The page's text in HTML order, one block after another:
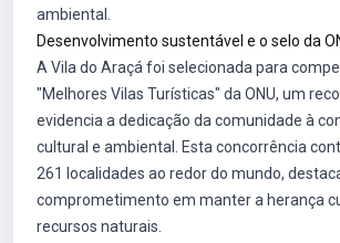
ambiental.
Desenvolvimento sustentável e o selo da
A Vila do Araçá foi selecionada para
"Melhores Vilas Turísticas" da ONU, um
evidencia a dedicação da comunidade à
cultural e ambiental. Esta concorrência
261 localidades ao redor do mundo,
comprometimento em manter a herança
recursos naturais.